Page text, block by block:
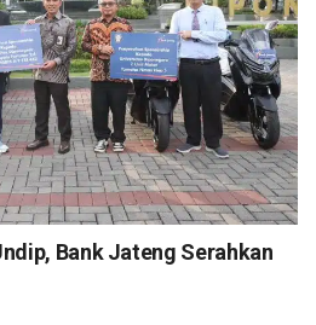
Bank Jateng Serahkan